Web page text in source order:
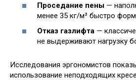
Проседание пены —
менее 35 кг/м³ быстро
Отказ газлифта —
не выдерживают нагрузку
Исследования эргономистов
использование неподходящих